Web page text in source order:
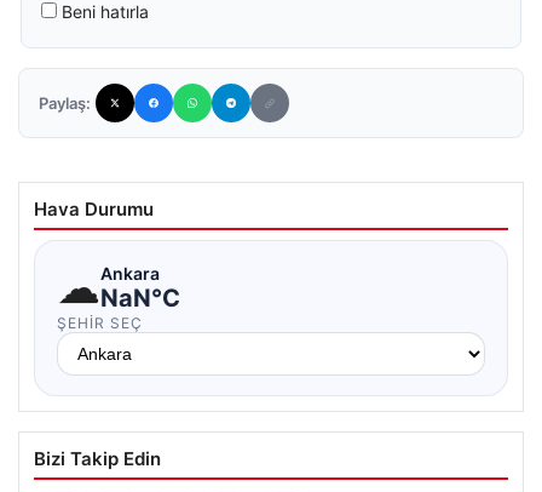
Beni hatırla
Paylaş:
Hava Durumu
☁Ankara
NaN°C
ŞEHIR SEÇ
Bizi Takip Edin